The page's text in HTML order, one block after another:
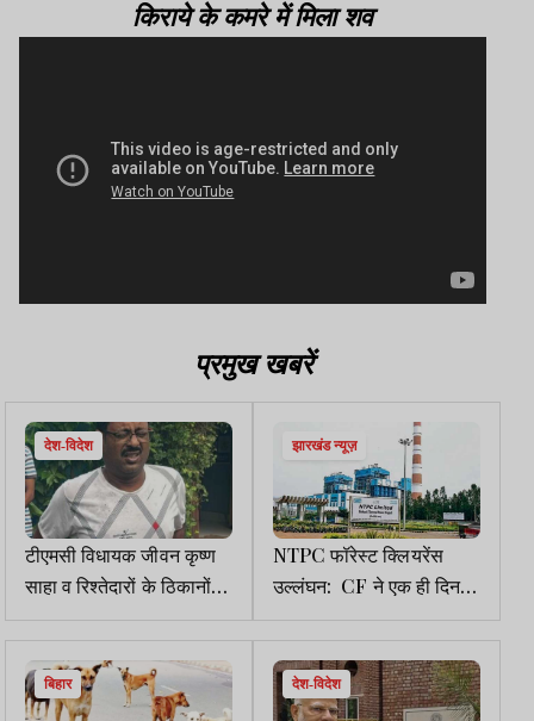
किराये के कमरे में मिला शव
प्रमुख खबरें
देश-विदेश
टीएमसी विधायक जीवन कृष्ण
साहा व रिश्तेदारों के ठिकानों
पर ईडी की रेड, दीवार कूद कर
भागने की कोशिश नाकाम,
गिरफ्तार
झारखंड न्यूज़
NTPC फॉरेस्ट क्लियरेंस
उल्लंघन: CF ने एक ही दिन
जारी किए दो विरोधाभासी
आदेश, जांच पर उठे सवाल
बिहार देश-विदेश